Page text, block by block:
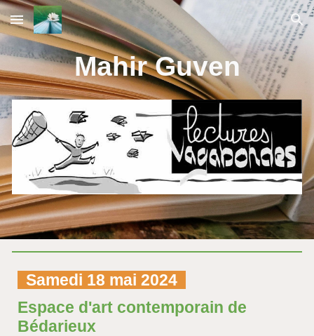
Skip to main content Skip to navigation
Mahir Guven
Samedi 18 mai 2024
Espace d'art contemporain de
Bédarieux